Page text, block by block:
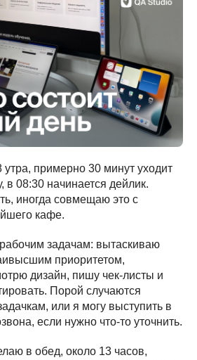
утра, примерно 30 минут уходит
в 08:30 начинается дейлик.
иногда совмещаю это с
кафе.
задачам: вытаскиваю
приоритетом,
дизайн, пишу чек-листы и
Порой случаются
или я могу выступить в
если нужно что-то уточнить.
в обед, около 13 часов,